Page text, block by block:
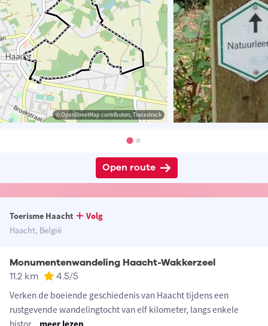
© OpenStreetMap contributors, Tracestrack
Open route
Toerisme Haacht
Volg
Haacht, België
Monumentenwandeling Haacht-Wakkerzeel
11.2 km 4.5/5
Verken de boeiende geschiedenis van Haacht tijdens een
rustgevende wandelingtocht van elf kilometer, langs enkele